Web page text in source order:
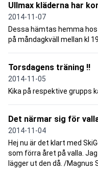
Ullmax kläderna har
2014-11-07
Dessa hämtas hemma hos
på måndagkväll mellan kl
Torsdagens träning !!
2014-11-05
Kika på respektive grupps
Det närmar sig för
2014-11-04
Hej nu är det klart med
som förra året på valla.
lägger ut den då. /Magnus